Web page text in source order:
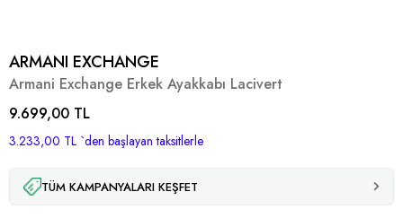
ARMANI EXCHANGE
Armani Exchange Erkek Ayakkabı Lacivert
9.699,00 TL
3.233,00 TL `den başlayan taksitlerle
TÜM KAMPANYALARI KEŞFET